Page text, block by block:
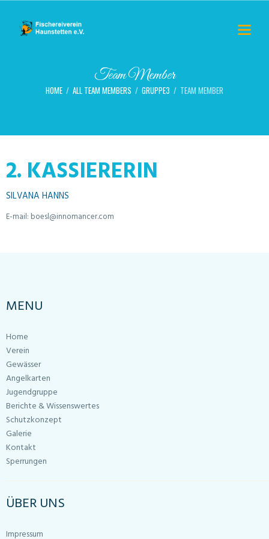
Team Member
HOME ALL TEAM MEMBERS GRUPPE3 TEAM MEMBER
2. KASSIERERIN
SILVANA HANNS
E-mail: boesl@innomancer.com
MENU
Home
Verein
Gewässer
Angelkarten
Jugendgruppe
Berichte & Wissenswertes
Schutzkonzept
Galerie
Kontakt
Sperrungen
ÜBER UNS
Impressum